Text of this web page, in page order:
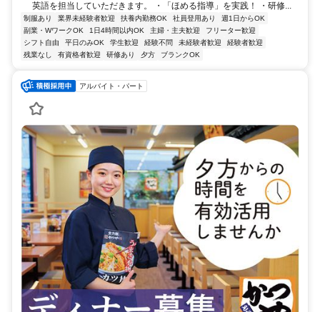
英語を担当していただきます。 ・「ほめる指導」を実践！ ・研修...
制服あり 業界未経験者歓迎 扶養内勤務OK 社員登用あり
週1日からOK
副業・WワークOK
1日4時間以内OK 主婦・主夫歓迎
フリーター歓迎
シフト自由
平日のみOK 学生歓迎 経験不問 未経験者歓迎
経験者歓迎
残業なし
有資格者歓迎 研修あり 夕方 ブランクOK
アルバイト・パート